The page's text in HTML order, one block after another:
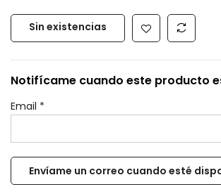
Sin existencias
Notifícame cuando este producto
Email *